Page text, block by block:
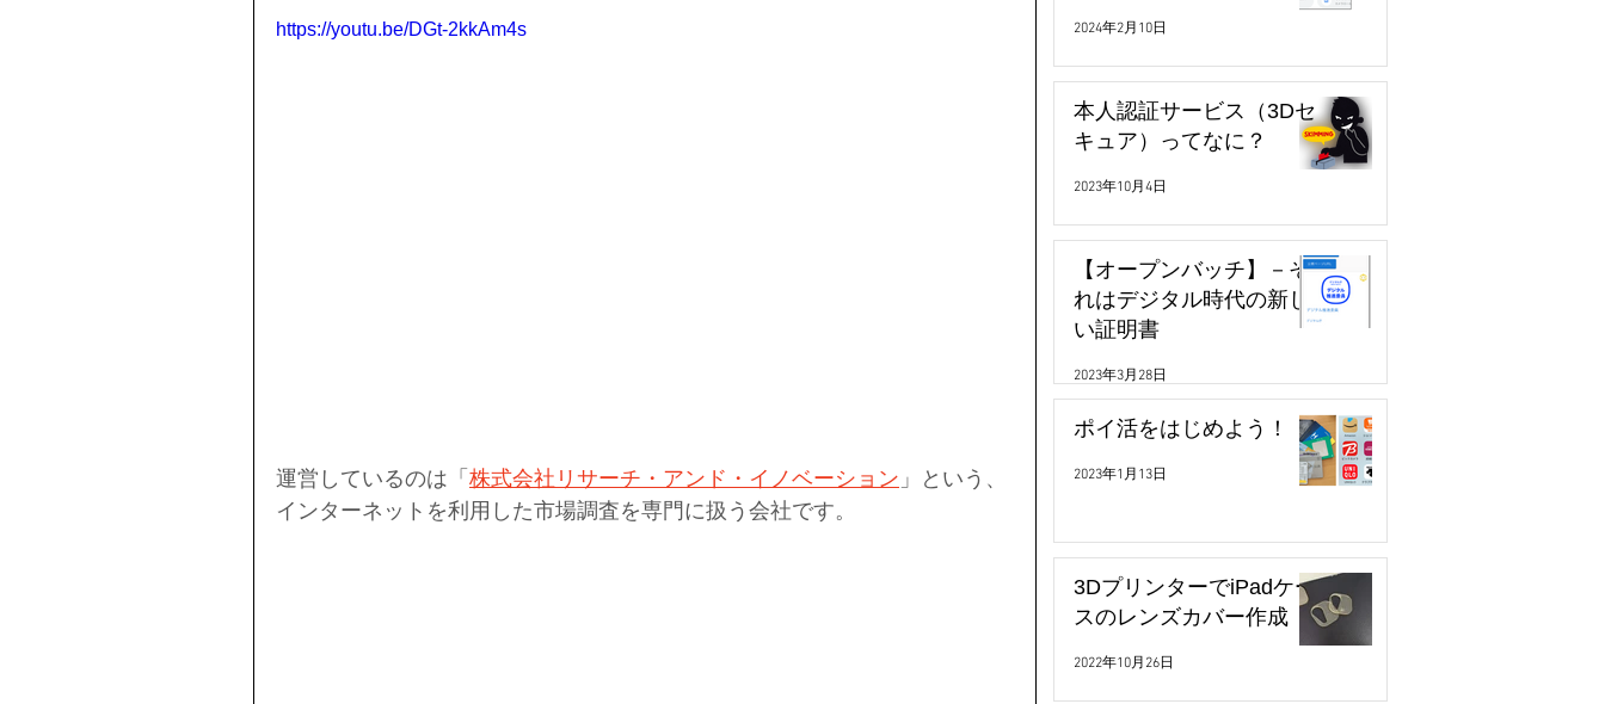
https://youtu.be/DGt-2kkAm4s
運営しているのは「 株式会社リサーチ・アンド・イノベーション 」という、
インターネットを利用した市場調査を専門に扱う会社です。
2024年2月10日
本人認証サービス（3Dセ
キュア）ってなに？
2023年10月4日
【オープンバッチ】－そ
れはデジタル時代の新し
い証明書
2023年3月28日
ポイ活をはじめよう！
2023年1月13日
3DプリンターでiPadケー
スのレンズカバー作成
2022年10月26日